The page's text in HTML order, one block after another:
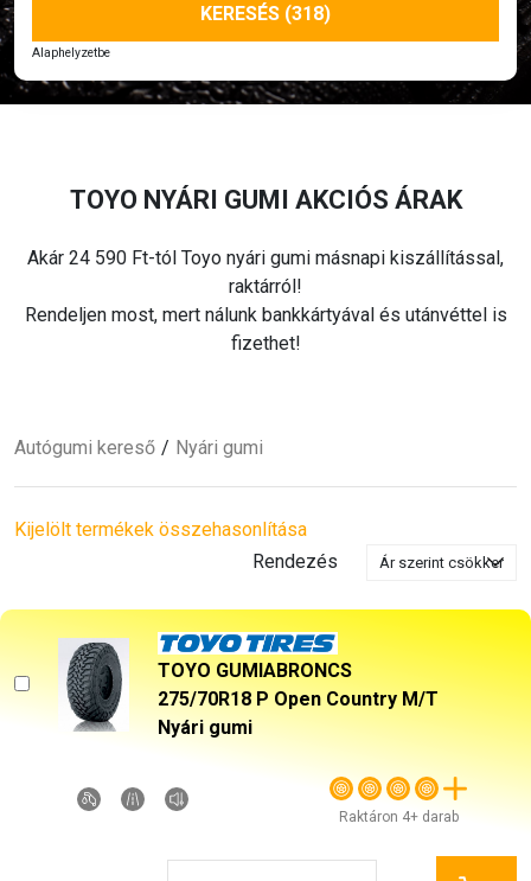
KERESÉS (318)
Alaphelyzetbe
TOYO NYÁRI GUMI AKCIÓS ÁRAK
Akár 24 590 Ft-tól Toyo nyári gumi másnapi kiszállítással,
raktárról!
Rendeljen most, mert nálunk bankkártyával és utánvéttel is
fizethet!
Autógumi kereső Nyári gumi
Kijelölt termékek összehasonlítása
Rendezés
TOYO GUMIABRONCS
275/70R18 P Open Country M/T
Nyári gumi
Raktáron 4+ darab